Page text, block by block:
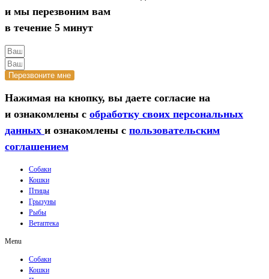
и мы перезвоним вам
в течение 5 минут
Перезвоните мне
Нажимая на кнопку, вы даете согласие на
и ознакомлены с обработку своих персональных
данных и ознакомлены с пользовательским
соглашением
Собаки
Кошки
Птицы
Грызуны
Рыбы
Ветаптека
Menu
Собаки
Кошки